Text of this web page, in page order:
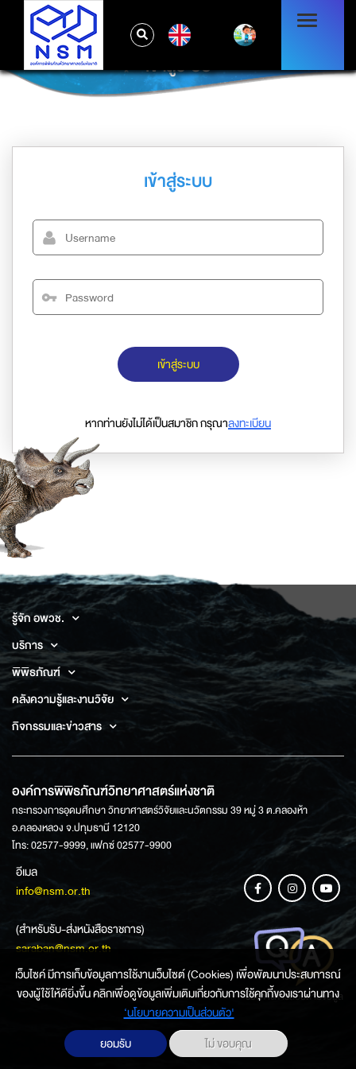
เข้าสู่ระบบ
เข้าสู่ระบบ
เข้าสู่ระบบ
หากท่านยังไม่ได้เป็นสมาชิก กรุณาลงทะเบียน
รู้จัก อพวช.
บริการ
พิพิธภัณฑ์
คลังความรู้และงานวิจัย
กิจกรรมและข่าวสาร
องค์การพิพิธภัณฑ์วิทยาศาสตร์แห่งชาติ
กระทรวงการอุดมศึกษา วิทยาศาสตร์วิจัยและนวัตกรรม 39 หมู่ 3 ต.คลองห้า
อ.คลองหลวง จ.ปทุมธานี 12120
โทร: 02577-9999, แฟกซ์ 02577-9900
อีเมล
info@nsm.or.th
(สำหรับรับ-ส่งหนังสือราชการ)
saraban@nsm.or.th
ช่องทางการสอบถามข้อมูล
เว็บไซค์ มีการเก็บข้อมูลการใช้งานเว็บไซต์ (Cookies) เพื่อพัฒนาประสบการณ์
ของผู้ใช้ให้ดียิ่งขึ้น คลิกเพื่อดูข้อมูลเพิ่มเติมเกี่ยวกับการใช้คุกกี้ของเราผ่านทาง
‘นโยบายความเป็นส่วนตัว'
ยอมรับ
ไม่ ขอบคุณ